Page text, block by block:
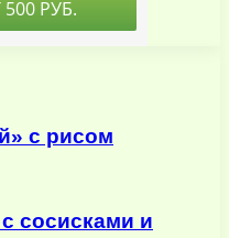
с рисом
сосисками и